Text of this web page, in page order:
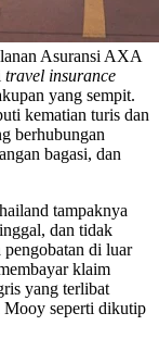
Asuransi AXA
travel insurance
yang sempit.
kematian turis dan
berhubungan
bagasi, dan
tampaknya
dan tidak
di luar
klaim
yang terlibat
Mooy seperti dikutip